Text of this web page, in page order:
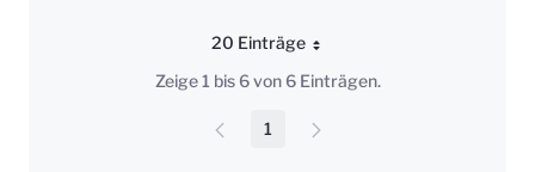
20 Einträge
Pro Seite
Zeige 1 bis 6 von 6 Einträgen.
Seite
1